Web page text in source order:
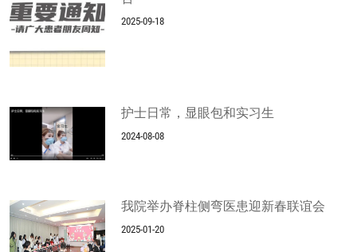
2025-09-18
护士日常，显眼包和实习生
2024-08-08
我院举办脊柱侧弯医患迎新春联谊会
2025-01-20